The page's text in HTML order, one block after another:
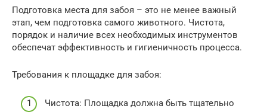
Подготовка места для забоя – это не менее важный
этап, чем подготовка самого животного. Чистота,
порядок и наличие всех необходимых инструментов
обеспечат эффективность и гигиеничность процесса.
Требования к площадке для забоя:
Чистота: Площадка должна быть тщательно